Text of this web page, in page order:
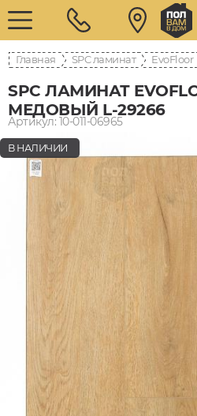
Главная SPC ламинат EvoFloor
SPC ЛАМИНАТ
МЕДОВЫЙ L-29266
Артикул: 10-011-06965
В НАЛИЧИИ